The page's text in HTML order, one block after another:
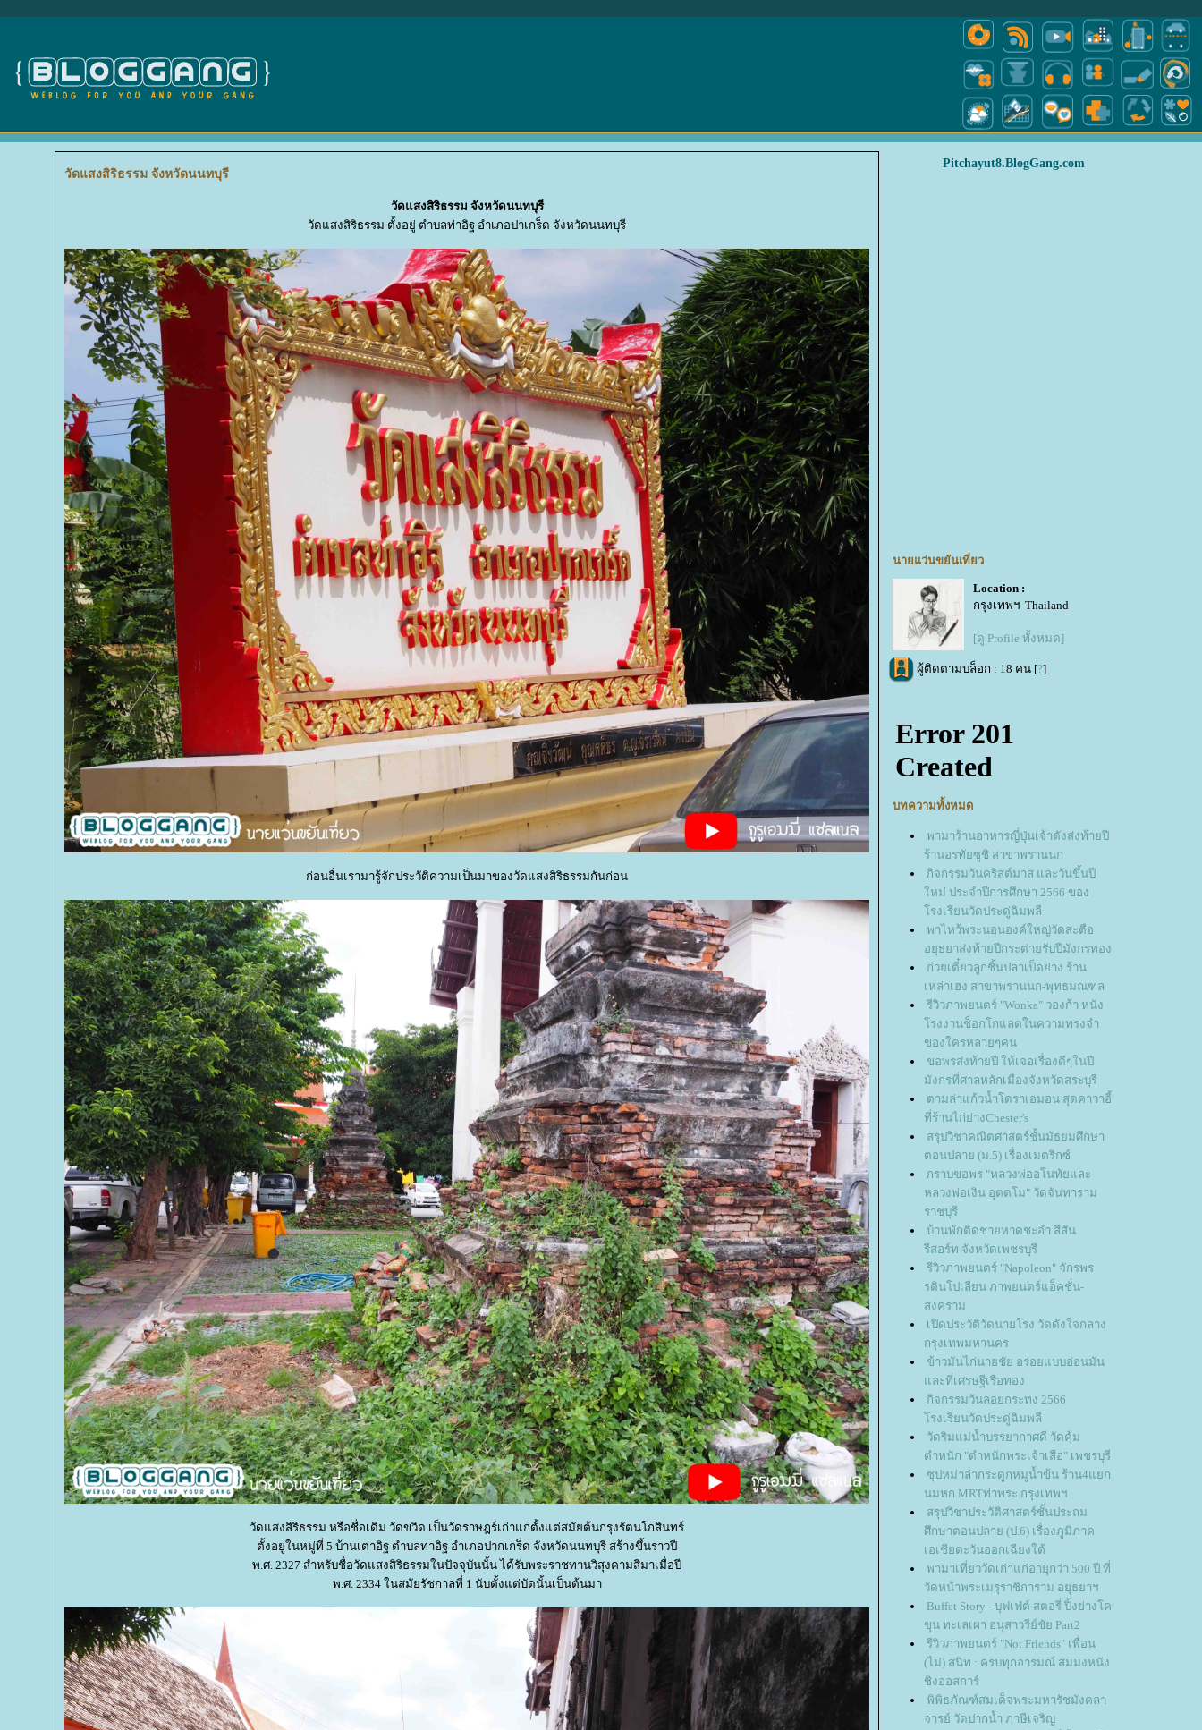
วัดแสงสิริธรรม จังหวัดนนทบุรี
วัดแสงสิริธรรม จังหวัดนนทบุรี
วัดแสงสิริธรรม ตั้งอยู่ ตำบลท่าอิฐ อำเภอปาเกร็ด จังหวัดนนทบุรี
ก่อนอื่นเรามารู้จักประวัติความเป็นมาของวัดแสงสิริธรรมกันก่อน
วัดแสงสิริธรรม หรือชื่อเดิม วัดขวิด เป็นวัดราษฎร์เก่าแก่ตั้งแต่สมัยต้นกรุงรัตนโกสินทร์
ตั้งอยู่ในหมู่ที่ 5 บ้านเตาอิฐ ตำบลท่าอิฐ อำเภอปากเกร็ด จังหวัดนนทบุรี สร้างขึ้นราวปี
พ.ศ. 2327 สำหรับชื่อวัดแสงสิริธรรมในปัจจุบันนั้น ได้รับพระราชทานวิสุงคามสีมาเมื่อปี
พ.ศ. 2334 ในสมัยรัชกาลที่ 1 นับตั้งแต่บัดนั้นเป็นต้นมา
Pitchayut8.BlogGang.com
นายแว่นขยันเที่ยว
Location :
กรุงเทพฯ Thailand
[ดู Profile ทั้งหมด]
ผู้ติดตามบล็อก : 18 คน [?]
บทความทั้งหมด
พามาร้านอาหารญี่ปุ่นเจ้าดังส่งท้ายปี
ร้านอรทัยซูชิ สาขาพรานนก
กิจกรรมวันคริสต์มาส และวันขึ้นปี
หม่ ประจำปีการศึกษา 2566 ของ
รงเรียนวัดประดู่ฉิมพลี
พาไหว้พระนอนองค์ใหญ่วัดสะตือ
อยุธยาส่งท้ายปีกระต่ายรับปีมังกรทอง
ก๋วยเตี๋ยวลูกชิ้นปลาเป็ดย่าง ร้าน
เหล่าเฮง สาขาพรานนก-พุทธมณฑล
รีวิวภาพยนตร์ "Wonka" วองก้า หนัง
รงงานช็อกโกแลตในความทรงจำ
ของใครหลายๆคน
ขอพรส่งท้ายปี ให้เจอเรื่องดีๆในปี
มังกรที่ศาลหลักเมืองจังหวัดสระบุรี
ตามล่าแก้วน้ำโดราเอมอน สุดคาวาอี้
ที่ร้านไก่ย่างChester's
สรุปวิชาคณิตศาสตร์ชั้นมัธยมศึกษา
ตอนปลาย (ม.5) เรื่องเมตริกซ์
กราบขอพร "หลวงพ่ออโนทัยและ
หลวงพ่อเงิน อุตตโม" วัดจันทาราม
ราชบุรี
บ้านพักติดชายหาดชะอำ สีสัน
รีสอร์ท จังหวัดเพชรบุรี
รีวิวภาพยนตร์ "Napoleon" จักรพร
รดินโปเลียน ภาพยนตร์แอ็คชั่น-
สงคราม
เปิดประวัติวัดนายโรง วัดดังใจกลาง
กรุงเทพมหานคร
ข้าวมันไก่นายชัย อร่อยแบบอ่อนมัน
ละที่เศรษฐีเรือทอง
กิจกรรมวันลอยกระทง 2566
รงเรียนวัดประดู่ฉิมพลี
วัดริมแม่น้ำบรรยากาศดี วัดคุ้ม
ตำหนัก "ตำหนักพระเจ้าเสือ" เพชรบุรี
ซุปหม่าล่ากระดูกหมูน้ำข้น ร้าน4แยก
นมหก MRTท่าพระ กรุงเทพฯ
สรุปวิชาประวัติศาสตร์ชั้นประถม
ศึกษาตอนปลาย (ป.6) เรื่องภูมิภาค
เอเชียตะวันออกเฉียงใต้
พามาเที่ยววัดเก่าแก่อายุกว่า 500 ปี ที่
วัดหน้าพระเมรุราชิการาม อยุธยาฯ
Buffet Story - บุฟเฟ่ต์ สตอรี่ ปิ้งย่างโค
ขุน ทะเลเผา อนุสาวรีย์ชัย Part2
รีวิวภาพยนตร์ "Not Frlends" เพื่อน
(ไม่) สนิท : ครบทุกอารมณ์ สมมงหนัง
ชิงออสการ์
พิพิธภัณฑ์สมเด็จพระมหารัชมังคลา
จารย์ วัดปากน้ำ ภาษีเจริญ